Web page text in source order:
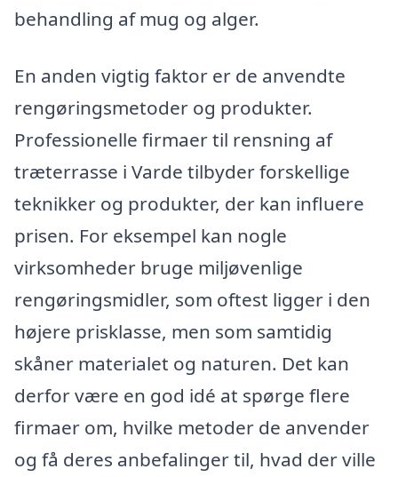
behandling af mug og alger.
En anden vigtig faktor er de anvendte
rengøringsmetoder og produkter.
Professionelle firmaer til rensning af
træterrasse i Varde tilbyder forskellige
teknikker og produkter, der kan influere
prisen. For eksempel kan nogle
virksomheder bruge miljøvenlige
rengøringsmidler, som oftest ligger i den
højere prisklasse, men som samtidig
skåner materialet og naturen. Det kan
derfor være en god idé at spørge flere
firmaer om, hvilke metoder de anvender
og få deres anbefalinger til, hvad der ville